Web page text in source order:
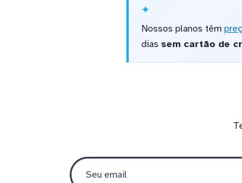
Nossos planos têm
dias sem cartão de